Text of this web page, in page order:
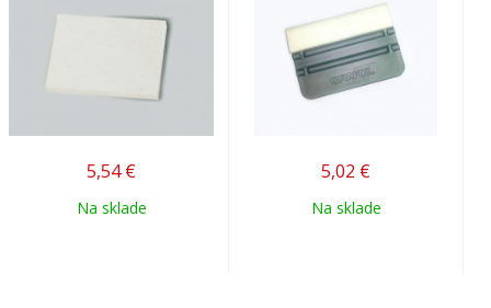
5,54 €
Na sklade
5,02 €
Na sklade